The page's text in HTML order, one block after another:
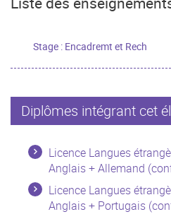
Stage : Encadremt et Rech
Diplômes intégrant cet
Licence Langues
Anglais + Allemand
Licence Langues
Anglais + Portugais